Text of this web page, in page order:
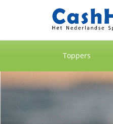
Toppers